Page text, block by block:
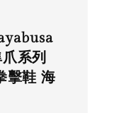
系列
擊鞋 海